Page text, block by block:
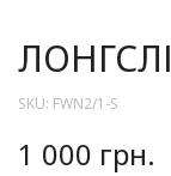
SKU: FWN2/1-S
1 000 грн.